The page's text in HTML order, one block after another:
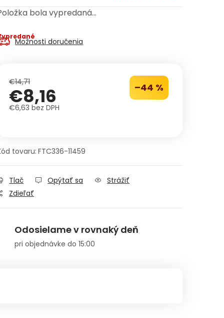
bola vypredaná…
Možnosti doručenia
€14,71 –44 %
€8,16
€6,63 bez DPH
tovaru: FTC336-11459
Tlač Opýtať sa
Strážiť
Zdieľať
Odosielame v rovnaký deň
pri objednávke do 15:00